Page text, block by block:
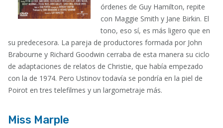
órdenes de Guy Hamilton, repite
con Maggie Smith y Jane Birkin. El
tono, eso sí, es más ligero que en
su predecesora. La pareja de productores formada por John
Brabourne y Richard Goodwin cerraba de esta manera su ciclo
de adaptaciones de relatos de Christie, que había empezado
con la de 1974. Pero Ustinov todavía se pondría en la piel de
Poirot en tres telefilmes y un largometraje más.
Miss Marple